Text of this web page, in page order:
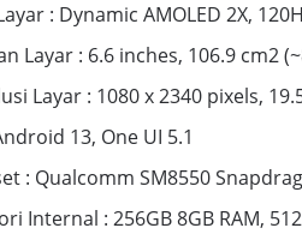
: Dynamic AMOLED 2X,
Layar : 6.6 inches, 106.9 cm2
Layar : 1080 x 2340 pixels,
13, One UI 5.1
: Qualcomm SM8550
Internal : 256GB 8GB RAM,